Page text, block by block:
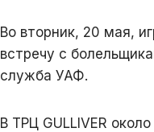
Во вторник, 20 мая,
встречу с
служба УАФ.
В ТРЦ GULLIVER